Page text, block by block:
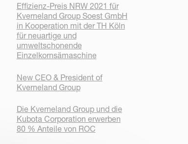
Effizienz-Preis NRW 2021 für
Kverneland Group Soest GmbH
in Kooperation mit der TH Köln
für neuartige und
umweltschonende
Einzelkornsämaschine
New CEO & President of
Kverneland Group
Die Kverneland Group und die
Kubota Corporation erwerben
80 % Anteile von ROC